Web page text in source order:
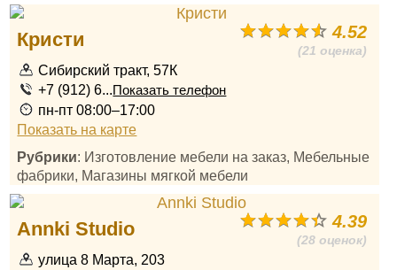
4.52
(21 оценка)
Кристи
Сибирский тракт, 57К
+7 (912) 6...Показать телефон
пн-пт 08:00–17:00
Показать на карте
Рубрики: Изготовление мебели на заказ, Мебельные
фабрики, Магазины мягкой мебели
4.39
(28 оценок)
Annki Studio
улица 8 Марта, 203